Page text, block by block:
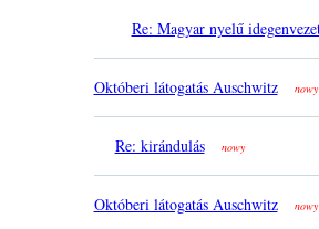
Re: Magyar nyelű
Októberi látogatás Auschwitz nowy
Re: kirándulás nowy
Októberi látogatás Auschwitz nowy